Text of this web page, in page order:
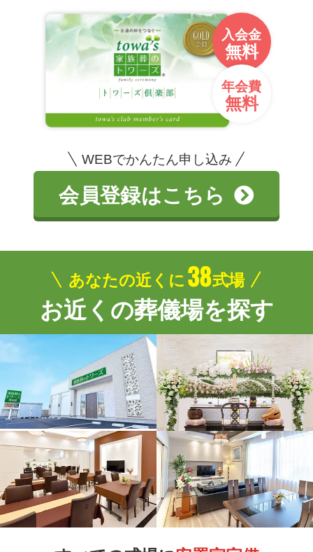
入会金
無料
年会費
無料
WEBでかんたん申し込み
会員登録はこちら
あなたの近くに 38式場
お近くの葬儀場を探す